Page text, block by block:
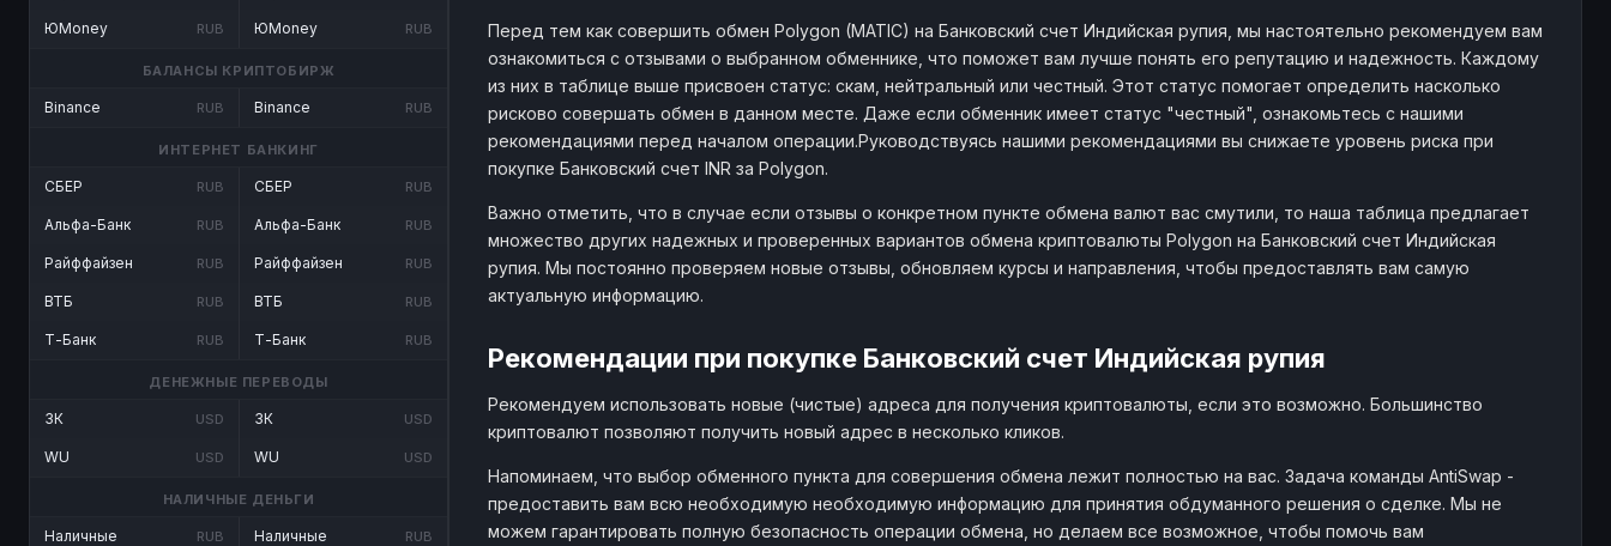
ЮMoney RUB ЮMoney RUB
БАЛАНСЫ КРИПТОБИРЖ
Binance RUB Binance RUB
ИНТЕРНЕТ БАНКИНГ
СБЕР RUB
Альфа-Банк RUB
Райффайзен RUB
ВТБ RUB
Т-Банк RUB
СБЕР RUB
Альфа-Банк RUB
Райффайзен RUB
ВТБ RUB
Т-Банк RUB
ДЕНЕЖНЫЕ ПЕРЕВОДЫ
ЗК USD
WU USD
ЗК USD
WU USD
НАЛИЧНЫЕ ДЕНЬГИ
Наличные RUB Наличные RUB
Перед тем как совершить обмен Polygon (MATIC) на Банковский счет Индийская рупия, мы настоятельно рекомендуем вам
ознакомиться с отзывами о выбранном обменнике, что поможет вам лучше понять его репутацию и надежность. Каждому
из них в таблице выше присвоен статус: скам, нейтральный или честный. Этот статус помогает определить насколько
рисково совершать обмен в данном месте. Даже если обменник имеет статус "честный", ознакомьтесь с нашими
рекомендациями перед началом операции.Руководствуясь нашими рекомендациями вы снижаете уровень риска при
покупке Банковский счет INR за Polygon.
Важно отметить, что в случае если отзывы о конкретном пункте обмена валют вас смутили, то наша таблица предлагает
множество других надежных и проверенных вариантов обмена криптовалюты Polygon на Банковский счет Индийская
рупия. Мы постоянно проверяем новые отзывы, обновляем курсы и направления, чтобы предоставлять вам самую
актуальную информацию.
Рекомендации при покупке Банковский счет Индийская рупия
Рекомендуем использовать новые (чистые) адреса для получения криптовалюты, если это возможно. Большинство
криптовалют позволяют получить новый адрес в несколько кликов.
Напоминаем, что выбор обменного пункта для совершения обмена лежит полностью на вас. Задача команды AntiSwap -
предоставить вам всю необходимую необходимую информацию для принятия обдуманного решения о сделке. Мы не
можем гарантировать полную безопасность операции обмена, но делаем все возможное, чтобы помочь вам